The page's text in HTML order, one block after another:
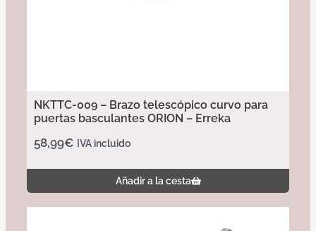
NKTTC-009 – Brazo telescópico curvo para
puertas basculantes ORION – Erreka
58,99€ IVA incluido
Añadir a la cesta